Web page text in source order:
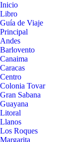
Inicio
Libro
Guía de Viaje
Principal
Andes
Barlovento
Canaima
Caracas
Centro
Colonia Tovar
Gran Sabana
Guayana
Litoral
Llanos
Los Roques
Margarita